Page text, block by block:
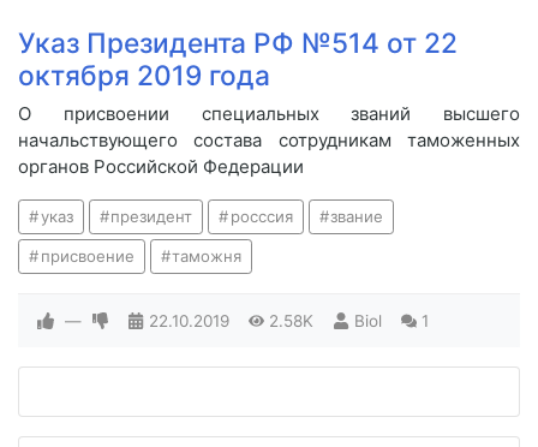
Указ Президента РФ №514 от 22
октября 2019 года
О присвоении специальных званий высшего
начальствующего состава сотрудникам таможенных
органов Российской Федерации
указ президент росссия звание
присвоение таможня
— 22.10.2019 2.58K Biol 1